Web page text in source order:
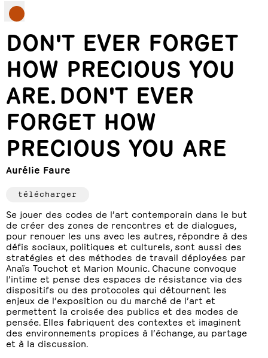
DON'T EVER FORGET
HOW PRECIOUS YOU
ARE. DON'T EVER
FORGET HOW
PRECIOUS YOU ARE
Aurélie Faure
télécharger
Se jouer des codes de l’art contemporain dans le but
de créer des zones de rencontres et de dialogues,
pour renouer les uns avec les autres, répondre à des
défis sociaux, politiques et culturels, sont aussi des
stratégies et des méthodes de travail déployées par
Anaïs Touchot et Marion Mounic. Chacune convoque
l’intime et pense des espaces de résistance via des
dispositifs ou des protocoles qui détournent les
enjeux de l’exposition ou du marché de l’art et
permettent la croisée des publics et des modes de
pensée. Elles fabriquent des contextes et imaginent
des environnements propices à l’échange, au partage
et à la discussion.